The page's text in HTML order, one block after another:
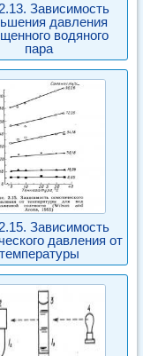
Зависимость
давления
водяного
пара
Зависимость
давления от
температуры